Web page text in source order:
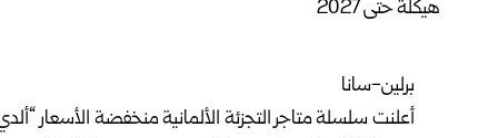
برلين-سانا
أعلنت سلسلة متاجر التجزئة الألمانية منخفضة الأسعار